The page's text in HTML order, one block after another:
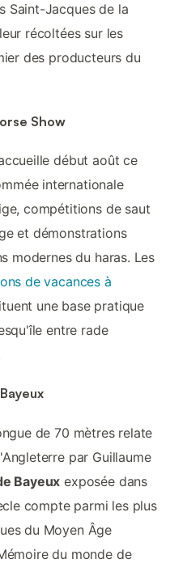
Saint-Jacques de la
récoltées sur les
des producteurs du
Show
début août ce
internationale
compétitions de saut
et démonstrations
modernes du haras. Les
de vacances à
une base pratique
entre rade
de 70 mètres relate
par Guillaume
Bayeux exposée dans
compte parmi les plus
du Moyen Âge
du monde de